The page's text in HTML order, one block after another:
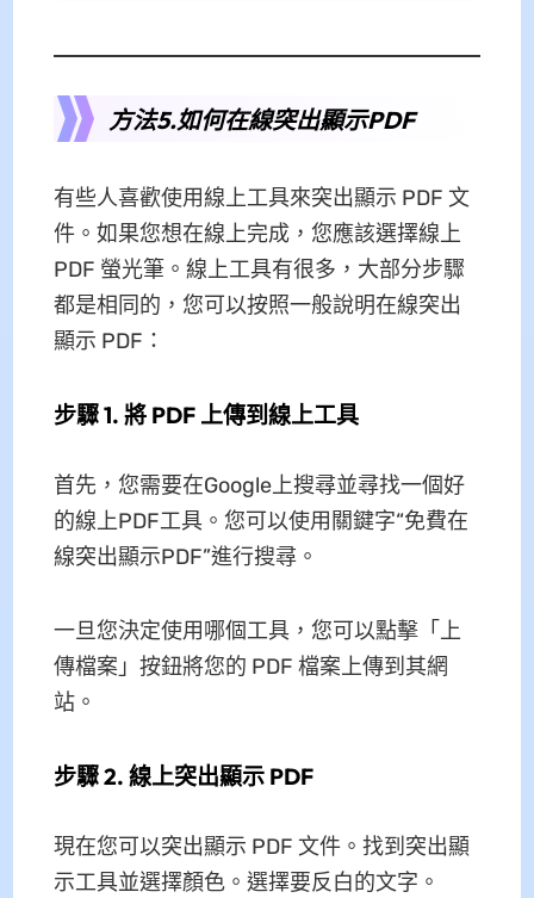
方法5.如何在線突出顯示PDF
有些人喜歡使用線上工具來突出顯示 PDF 文
件。如果您想在線上完成，您應該選擇線上
PDF 螢光筆。線上工具有很多，大部分步驟
都是相同的，您可以按照一般說明在線突出
顯示 PDF：
步驟 1. 將 PDF 上傳到線上工具
首先，您需要在Google上搜尋並尋找一個好
的線上PDF工具。您可以使用關鍵字“免費在
線突出顯示PDF”進行搜尋。
一旦您決定使用哪個工具，您可以點擊「上
傳檔案」按鈕將您的 PDF 檔案上傳到其網
站。
步驟 2. 線上突出顯示 PDF
現在您可以突出顯示 PDF 文件。找到突出顯
示工具並選擇顏色。選擇要反白的文字。